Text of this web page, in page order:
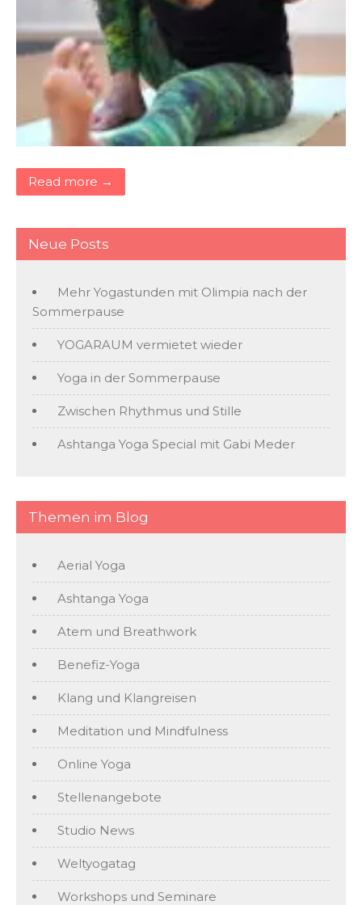
Read more →
Neue Posts
Mehr Yogastunden mit Olimpia nach der
Sommerpause
YOGARAUM vermietet wieder
Yoga in der Sommerpause
Zwischen Rhythmus und Stille
Ashtanga Yoga Special mit Gabi Meder
Themen im Blog
Aerial Yoga
Ashtanga Yoga
Atem und Breathwork
Benefiz-Yoga
Klang und Klangreisen
Meditation und Mindfulness
Online Yoga
Stellenangebote
Studio News
Weltyogatag
Workshops und Seminare